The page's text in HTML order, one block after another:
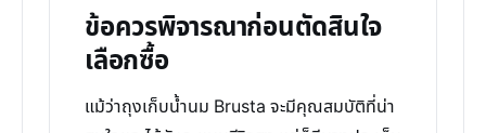
ข้อควรพิจารณาก่อนตัดสินใจ
เลือกซื้อ
แม้ว่าถุงเก็บน้ำนม Brusta จะมีคุณสมบัติที่น่า